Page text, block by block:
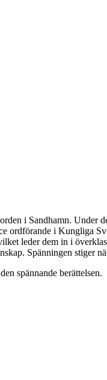
i Sandhamn.
ordförande i Kungliga
leder dem in i
Spänningen stiger
spännande berättelsen.